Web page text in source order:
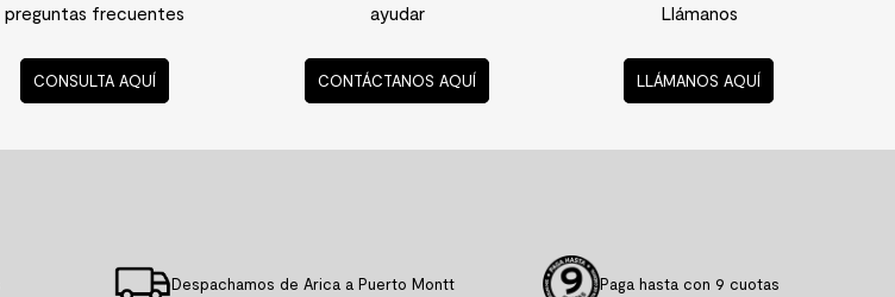
preguntas frecuentes
CONSULTA AQUÍ
ayudar
CONTÁCTANOS AQUÍ
Llámanos
LLÁMANOS AQUÍ
Despachamos de Arica a Puerto Montt Paga hasta con 9 cuotas